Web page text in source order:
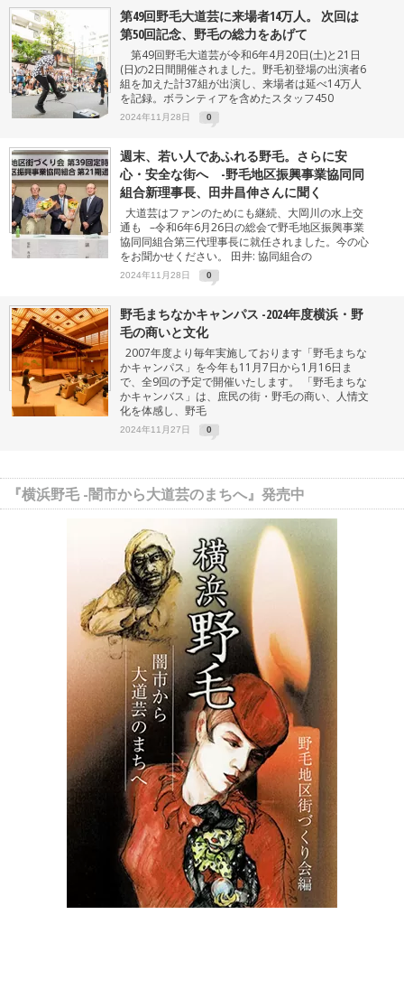
第49回野毛大道芸に来場者14万人。 次回は
第50回記念、野毛の総力をあげて
第49回野毛大道芸が令和6年4月20日(土)と21日
(日)の2日間開催されました。野毛初登場の出演者6
組を加えた計37組が出演し、来場者は延べ14万人
を記録。ボランティアを含めたスタッフ450
2024年11月28日 0
週末、若い人であふれる野毛。さらに安
心・安全な街へ -野毛地区振興事業協同同
組合新理事長、田井昌伸さんに聞く
大道芸はファンのためにも継続、大岡川の水上交
通も –令和6年6月26日の総会で野毛地区振興事業
協同同組合第三代理事長に就任されました。今の心
をお聞かせください。 田井: 協同組合の
2024年11月28日 0
野毛まちなかキャンパス -2024年度横浜・野
毛の商いと文化
2007年度より毎年実施しております「野毛まちな
かキャンパス」を今年も11月7日から1月16日ま
で、全9回の予定で開催いたします。 「野毛まちな
かキャンバス」は、庶民の街・野毛の商い、人情文
化を体感し、野毛
2024年11月27日 0
『横浜野毛 -闇市から大道芸のまちへ』発売中